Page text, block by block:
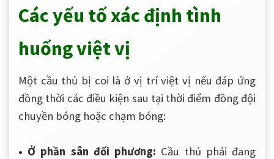
Các yếu tố xác định tình
huống việt vị
Một cầu thủ bị coi là ở vị trí việt vị nếu đáp ứng
đồng thời các điều kiện sau tại thời điểm đồng đội
chuyền bóng hoặc chạm bóng:
• Ở phần sân đối phương: Cầu thủ phải đang